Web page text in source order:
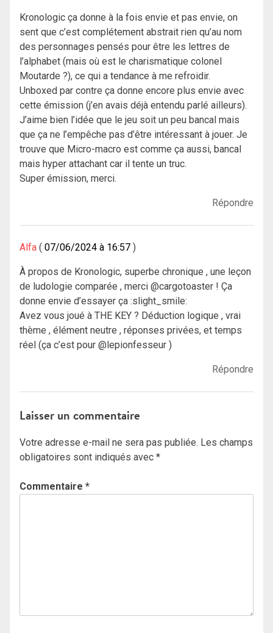
Kronologic ça donne à la fois envie et pas envie, on
sent que c’est complétement abstrait rien qu’au nom
des personnages pensés pour être les lettres de
l’alphabet (mais où est le charismatique colonel
Moutarde ?), ce qui a tendance à me refroidir.
Unboxed par contre ça donne encore plus envie avec
cette émission (j’en avais déjà entendu parlé ailleurs).
J’aime bien l’idée que le jeu soit un peu bancal mais
que ça ne l’empêche pas d’être intéressant à jouer. Je
trouve que Micro-macro est comme ça aussi, bancal
mais hyper attachant car il tente un truc.
Super émission, merci.
Répondre
Alfa 07/06/2024 à 16:57
À propos de Kronologic, superbe chronique , une leçon
de ludologie comparée , merci @cargotoaster ! Ça
donne envie d’essayer ça :slight_smile:
Avez vous joué à THE KEY ? Déduction logique , vrai
thème , élément neutre , réponses privées, et temps
réel (ça c’est pour @lepionfesseur )
Répondre
Laisser un commentaire
Votre adresse e-mail ne sera pas publiée. Les champs
obligatoires sont indiqués avec *
Commentaire *